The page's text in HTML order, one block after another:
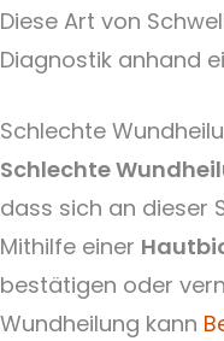
Diese Art von
Diagnostik anhand
Schlechte
Schlechte
dass sich an dieser
Mithilfe einer
bestätigen oder
Wundheilung kann